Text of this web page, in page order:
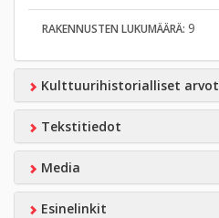
RAKENNUSTEN LUKUMÄÄRÄ: 9
Kulttuurihistorialliset arvot
Tekstitiedot
Media
Esinelinkit